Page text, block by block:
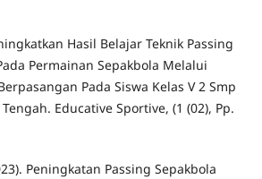
Hasil Belajar Teknik Passing
Permainan Sepakbola Melalui
Pada Siswa Kelas V 2 Smp
Educative Sportive, (1 (02), Pp.
Peningkatan Passing Sepakbola